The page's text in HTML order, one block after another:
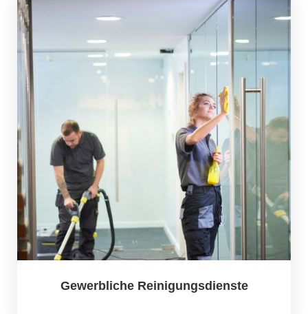
Gewerbliche Reinigungsdienste